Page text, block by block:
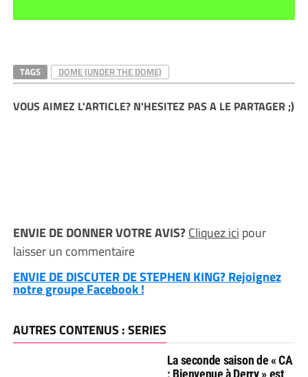
TAGS DOME (UNDER THE DOME)
VOUS AIMEZ L'ARTICLE? N'HESITEZ PAS A LE PARTAGER ;)
ENVIE DE DONNER VOTRE AVIS?Cliquez ici pour
laisser un commentaire
ENVIE DE DISCUTER DE STEPHEN KING? Rejoignez
notre groupe Facebook !
AUTRES CONTENUS : SERIES
La seconde saison de « CA
: Bienvenue à Derry » est